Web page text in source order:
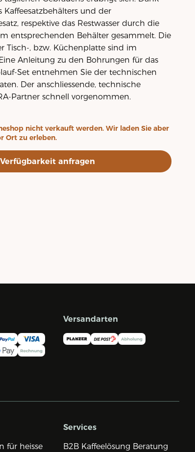
und der
respektive das Restwasser durch die
entsprechenden Behälter gesammelt. Die
Tisch-, bzw. Küchenplatte sind im
Anleitung zu den Bohrungen für das
Set entnehmen Sie der technischen
Der anschliessende, technische
Partner schnell vorgenommen.
nicht verkauft werden. Wir laden Sie aber
Ort zu erleben.
anfragen
Versandarten
für heisse
Services
B2B Kaffeelösung Beratung